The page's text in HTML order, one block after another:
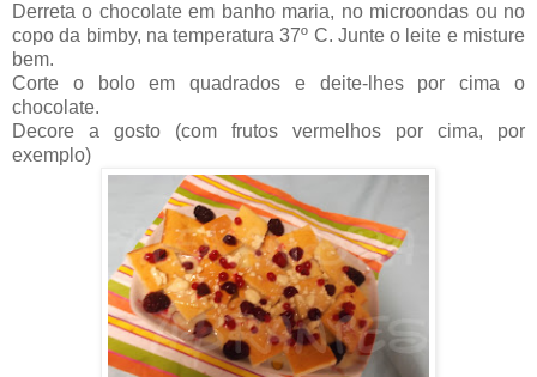
Derreta o chocolate em banho maria, no microondas ou no
copo da bimby, na temperatura 37º C. Junte o leite e misture
bem.
Corte o bolo em quadrados e deite-lhes por cima o
chocolate.
Decore a gosto (com frutos vermelhos por cima, por
exemplo)